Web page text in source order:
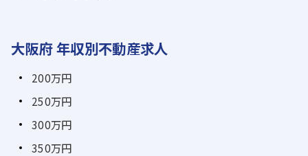
大阪府 年収別不動産求人
200万円
250万円
300万円
350万円